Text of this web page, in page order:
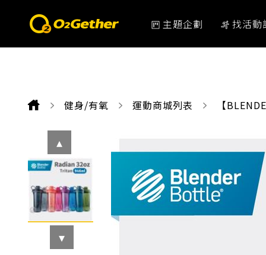
主題企劃 找活動
健身/有氧 運動商城列表 【